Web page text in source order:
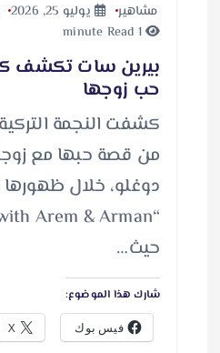
مشاهير يوليو 25, 2026
1 minute Read
بيرين سات تكشف
حب زوجها
كشفت النجمة
من قصة حبها مع
دوغلو، خلال
حيث…
شارك هذا الموضوع:
فيس بوك X